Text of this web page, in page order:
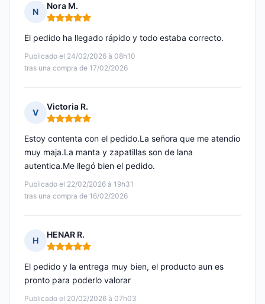
N
Nora M.
Nota: 5 de 5
Publicado el 24/02/2026 à 08h10
tras una compra de 17/02/2026
El pedido ha llegado rápido y todo estaba correcto.
V
Victoria R.
Nota: 5 de 5
Publicado el 22/02/2026 à 19h31
tras una compra de 16/02/2026
Estoy contenta con el pedido.La señora que me atendio
muy maja.La manta y zapatillas son de lana
autentica.Me llegó bien el pedido.
H
HENAR R.
Nota: 5 de 5
Publicado el 20/02/2026 à 07h03
El pedido y la entrega muy bien, el producto aun es
pronto para poderlo valorar